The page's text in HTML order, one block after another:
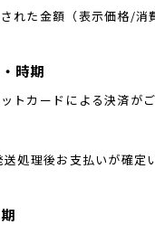
れた金額（表示価格/消
時期
トカードによる決済が
処理後お支払いが確定